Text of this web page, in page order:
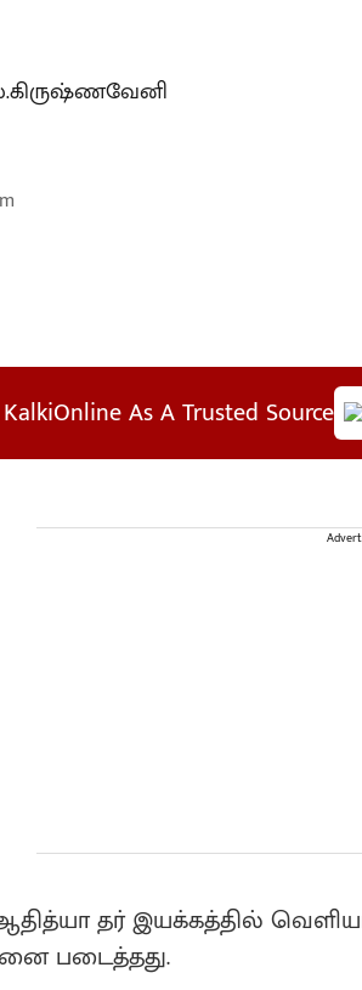
As A Trusted Source
தர் இயக்கத்தில்
படைத்தது.